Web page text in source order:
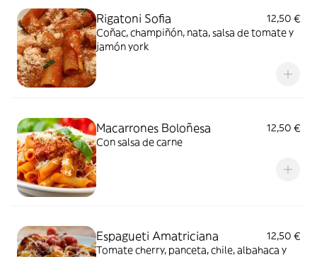
Rigatoni Sofia
12,50 €
Coñac, champiñón, nata, salsa de tomate y
jamón york
Macarrones Boloñesa
12,50 €
Con salsa de carne
Espagueti Amatriciana
12,50 €
Tomate cherry, panceta, chile, albahaca y